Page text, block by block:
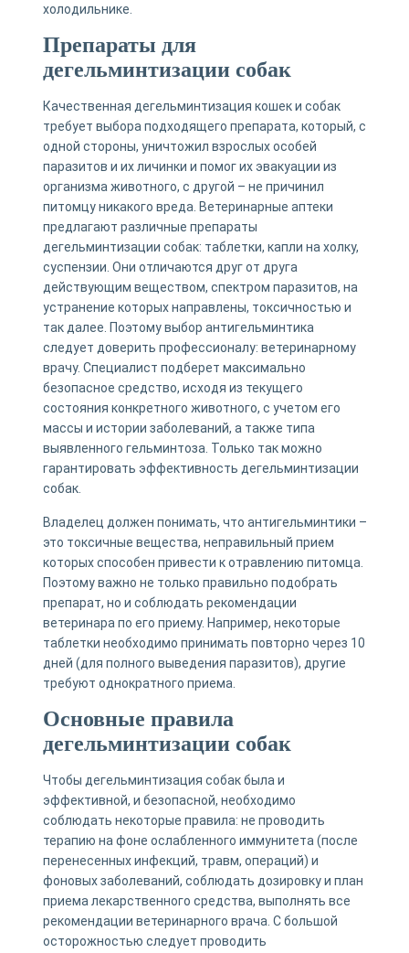
холодильнике.
Препараты для
дегельминтизации собак
Качественная дегельминтизация кошек и собак
требует выбора подходящего препарата, который, с
одной стороны, уничтожил взрослых особей
паразитов и их личинки и помог их эвакуации из
организма животного, с другой – не причинил
питомцу никакого вреда. Ветеринарные аптеки
предлагают различные препараты
дегельминтизации собак: таблетки, капли на холку,
суспензии. Они отличаются друг от друга
действующим веществом, спектром паразитов, на
устранение которых направлены, токсичностью и
так далее. Поэтому выбор антигельминтика
следует доверить профессионалу: ветеринарному
врачу. Специалист подберет максимально
безопасное средство, исходя из текущего
состояния конкретного животного, с учетом его
массы и истории заболеваний, а также типа
выявленного гельминтоза. Только так можно
гарантировать эффективность дегельминтизации
собак.
Владелец должен понимать, что антигельминтики –
это токсичные вещества, неправильный прием
которых способен привести к отравлению питомца.
Поэтому важно не только правильно подобрать
препарат, но и соблюдать рекомендации
ветеринара по его приему. Например, некоторые
таблетки необходимо принимать повторно через 10
дней (для полного выведения паразитов), другие
требуют однократного приема.
Основные правила
дегельминтизации собак
Чтобы дегельминтизация собак была и
эффективной, и безопасной, необходимо
соблюдать некоторые правила: не проводить
терапию на фоне ослабленного иммунитета (после
перенесенных инфекций, травм, операций) и
фоновых заболеваний, соблюдать дозировку и план
приема лекарственного средства, выполнять все
рекомендации ветеринарного врача. С большой
осторожностью следует проводить